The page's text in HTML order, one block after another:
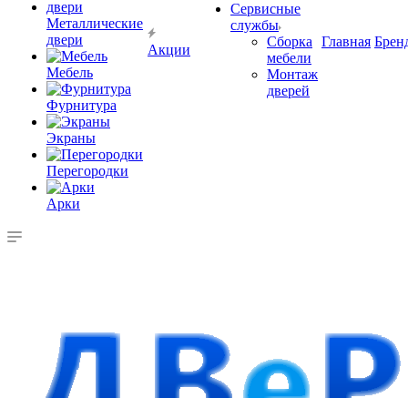
Металлические
двери
Мебель
Фурнитура
Экраны
Перегородки
Арки
Акции
Сервисные
службы
Сборка
мебели
Монтаж
дверей
Главная